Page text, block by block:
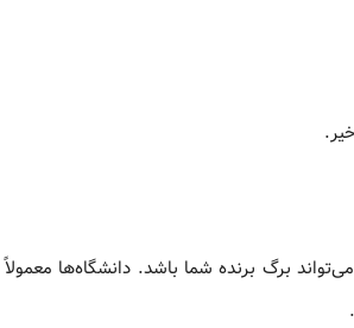
برگ برنده شما باشد. دانشگاه‌ها معمولاً